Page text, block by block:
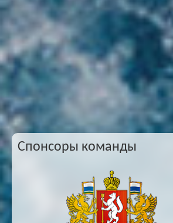
Спонсоры команды